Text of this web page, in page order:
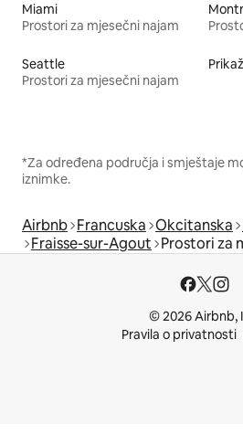
Miami
Prostori za mjesečni najam
Seattle
Prostori za mjesečni najam
*Za određena područja i smještaje
iznimke.
Airbnb Francuska Okcitanska
Fraisse-sur-Agout Prostori za
© 2026 Airbnb,
Pravila o privatnosti